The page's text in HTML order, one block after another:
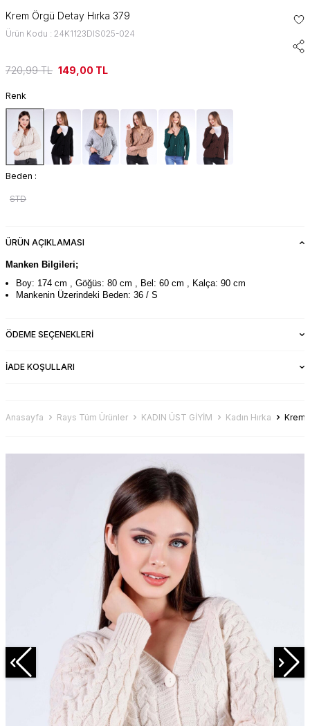
Krem Örgü Detay Hırka 379
Ürün Kodu : 24K1123DIS025-024
720,99TL 149,00 TL
Renk
Beden :
STD
ÜRÜN AÇIKLAMASI
Manken Bilgileri;
Boy: 174 cm , Göğüs: 80 cm , Bel: 60 cm , Kalça: 90 cm
Mankenin Üzerindeki Beden: 36 / S
ÖDEME SEÇENEKLERI
İADE KOŞULLARI
Anasayfa Rays Tüm Ürünler KADIN ÜST GİYİM Kadın Hırka Krem